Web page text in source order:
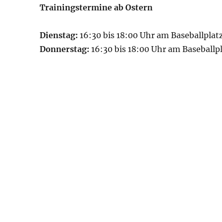
Trainingstermine ab Ostern
Dienstag: 16:30 bis 18:00 Uhr am
Donnerstag: 16:30 bis 18:00 Uhr am